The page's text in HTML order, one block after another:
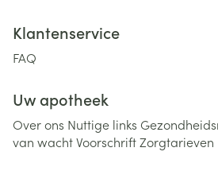
Klantenservice
FAQ
Uw apotheek
Over ons Nuttige links
van wachtVoorschriftZorgtarieven